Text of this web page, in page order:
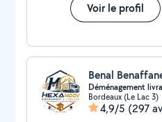
Voir le profil
Benal
Déménagement
Bordeaux (Le Lac 3)
4,9/5 (297